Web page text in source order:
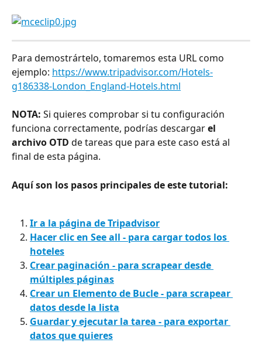
Para demostrártelo, tomaremos esta URL como
ejemplo: https://www.tripadvisor.com/Hotels-
g186338-London_England-Hotels.html
NOTA: Si quieres comprobar si tu configuración
funciona correctamente, podrías descargar el
archivo OTD de tareas que para este caso está al
final de esta página.
Aquí son los pasos principales de este tutorial:
Ir a la página de Tripadvisor
Hacer clic en See all - para cargar todos los
hoteles
Crear paginación - para scrapear desde
múltiples páginas
Crear un Elemento de Bucle - para scrapear
datos desde la lista
Guardar y ejecutar la tarea - para exportar
datos que quieres